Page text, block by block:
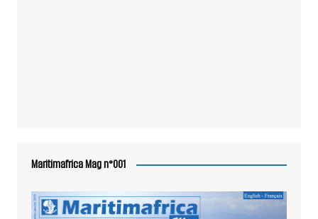
Maritimafrica Mag n°001